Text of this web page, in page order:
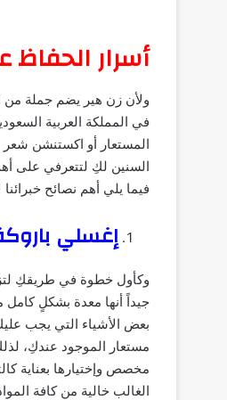
أسرار
ولأن زن هير يضم جملة
في المملكة العربية
المستعار أو اكستنشن
السنين لكِ لتتعرفي على
فيما يلي أهم نصائح
إغسلي
وكأول خطوة في طريقكِ
جيداً أنها معدة بشكلٍ
بعض الأشياء التي يجب
مستعار الموجود عندكِ،
مخصص وإختيارها بعناية
الغالب خالية من كافة